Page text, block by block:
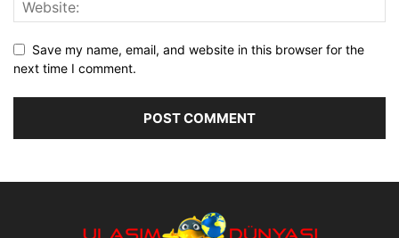
Save my name, email, and website in this browser for the
next time I comment.